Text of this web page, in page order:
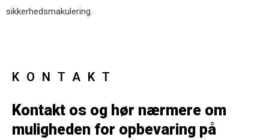
sikkerhedsmakulering.
KONTAKT
Kontakt os og hør nærmere om
muligheden for opbevaring på